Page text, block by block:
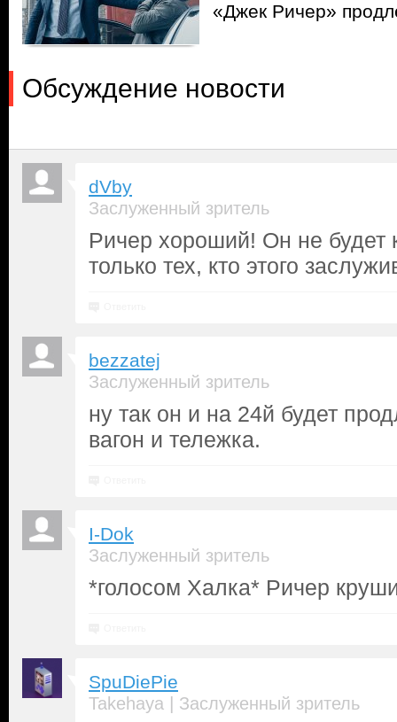
«Джек Ричер»
Обсуждение новости
dVby
Заслуженный зритель
Ричер хороший! Он не будет
только тех, кто этого
bezzatej
Заслуженный зритель
ну так он и на 24й будет
вагон и тележка.
I-Dok
Заслуженный зритель
*голосом Халка* Ричер
SpuDiePie
Takehaya | Заслуженный зритель